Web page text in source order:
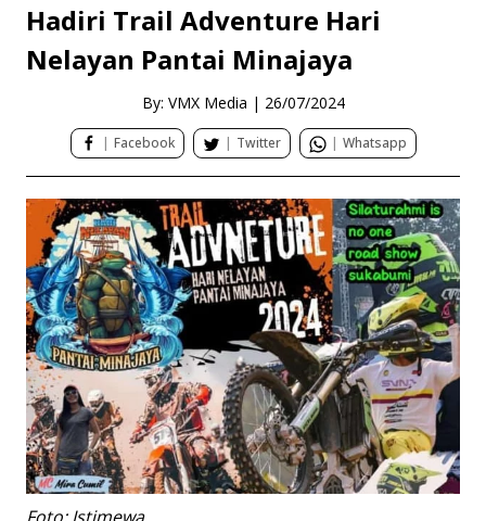
Hadiri Trail Adventure Hari
Nelayan Pantai Minajaya
By: VMX Media | 26/07/2024
| Facebook | Twitter | Whatsapp